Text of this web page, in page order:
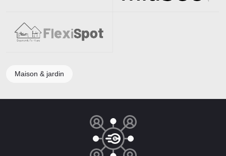
Maison & jardin